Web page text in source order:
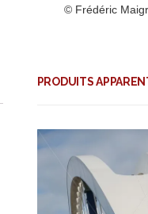
© Frédéric
PRODUITS